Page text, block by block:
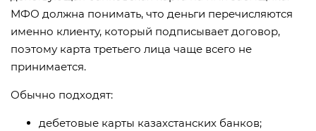
МФО должна понимать, что деньги перечисляются
именно клиенту, который подписывает договор,
поэтому карта третьего лица чаще всего не
принимается.
Обычно подходят:
дебетовые карты казахстанских банков;